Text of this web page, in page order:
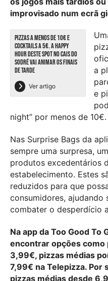
improvisado num ecrã
PIZZAS A MENOS DE 10€ E
COCKTAILS A 5€. A HAPPY
HOUR DESTE SPOT NO CAIS DO
SODRÉ VAI ANIMAR OS FINAIS
DE TARDE
Ver artigo
a
e
night” por menos de 10€.
Nas Surprise Bags da
sempre uma surpresa,
produtos excedentários
estabelecimento. Estes
reduzidos para que
consumidores, ajudando
combater o desperdício
Na app da Too Good To
encontrar opções como
3,99€, pizzas médias
7,99€ na Telepizza. Por
pizzas médias desde